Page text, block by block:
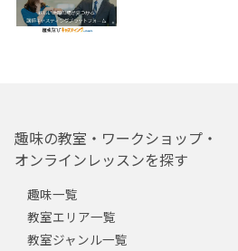
趣味の教室・ワークショップ・
オンラインレッスンを探す
趣味一覧
教室エリア一覧
教室ジャンル一覧